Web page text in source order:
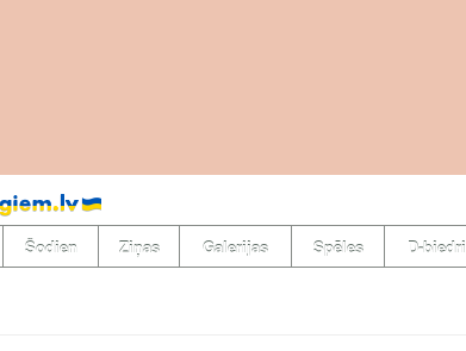
Šodien Ziņas Galerijas Spēles D-biedri